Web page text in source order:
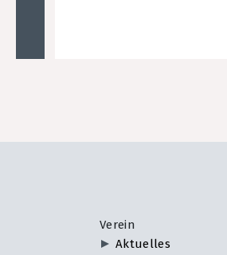
Verein
Aktuelles